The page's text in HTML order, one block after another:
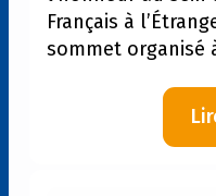
Français à
sommet organisé